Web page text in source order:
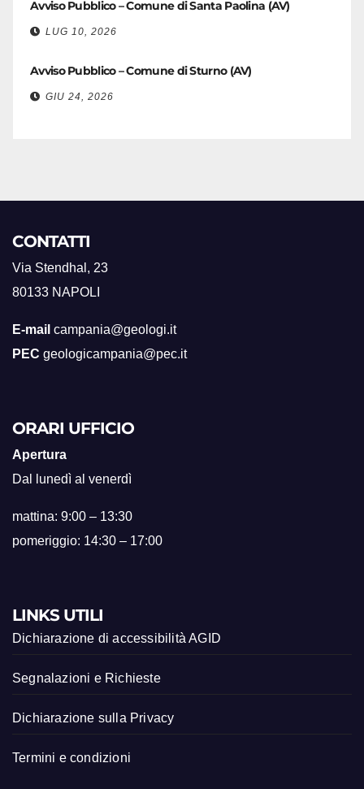
Avviso Pubblico – Comune di Santa Paolina (AV)
LUG 10, 2026
Avviso Pubblico – Comune di Sturno (AV)
GIU 24, 2026
CONTATTI
Via Stendhal, 23
80133 NAPOLI
E-mail campania@geologi.it
PEC geologicampania@pec.it
ORARI UFFICIO
Apertura
Dal lunedì al venerdì
mattina: 9:00 – 13:30
pomeriggio: 14:30 – 17:00
LINKS UTILI
Dichiarazione di accessibilità AGID
Segnalazioni e Richieste
Dichiarazione sulla Privacy
Termini e condizioni